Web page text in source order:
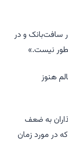
سافت‌بانک و در
نیست.»
هنوز
به ضعف
در مورد زمان